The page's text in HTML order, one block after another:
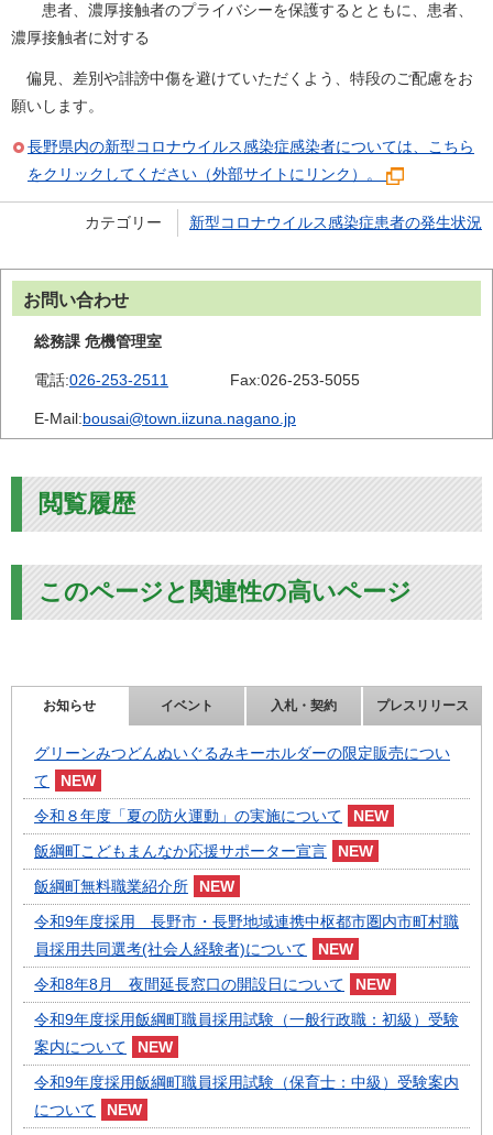
患者、濃厚接触者のプライバシーを保護するとともに、患者、
濃厚接触者に対する
偏見、差別や誹謗中傷を避けていただくよう、特段のご配慮をお
願いします。
長野県内の新型コロナウイルス感染症感染者については、こちら
をクリックしてください（外部サイトにリンク）。
カテゴリー 新型コロナウイルス感染症患者の発生状況
お問い合わせ
総務課 危機管理室
電話:026-253-2511 Fax:026-253-5055
E-Mail:bousai@town.iizuna.nagano.jp
閲覧履歴
このページと関連性の高いページ
お知らせ イベント 入札・契約 プレスリリース
グリーンみつどんぬいぐるみキーホルダーの限定販売につい
て
令和８年度「夏の防火運動」の実施について
飯綱町こどもまんなか応援サポーター宣言
飯綱町無料職業紹介所
令和9年度採用 長野市・長野地域連携中枢都市圏内市町村職
員採用共同選考(社会人経験者)について
令和8年8月 夜間延長窓口の開設日について
令和9年度採用飯綱町職員採用試験（一般行政職：初級）受験
案内について
令和9年度採用飯綱町職員採用試験（保育士：中級）受験案内
について